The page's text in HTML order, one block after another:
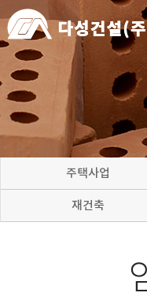
주택사업
재건축